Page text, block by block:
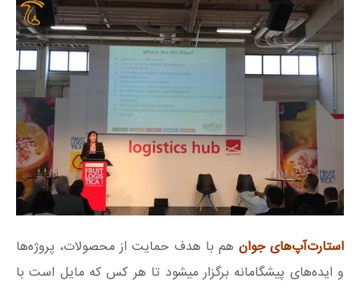
استارت‌آپ‌های جوان هم با هدف حمایت از محصولات، پروژه‌ها
و ایده‌های پیشگامانه برگزار میشود تا هر کس که مایل است با